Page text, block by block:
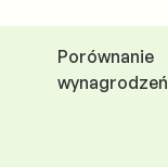
Porównanie
wynagrodzeń